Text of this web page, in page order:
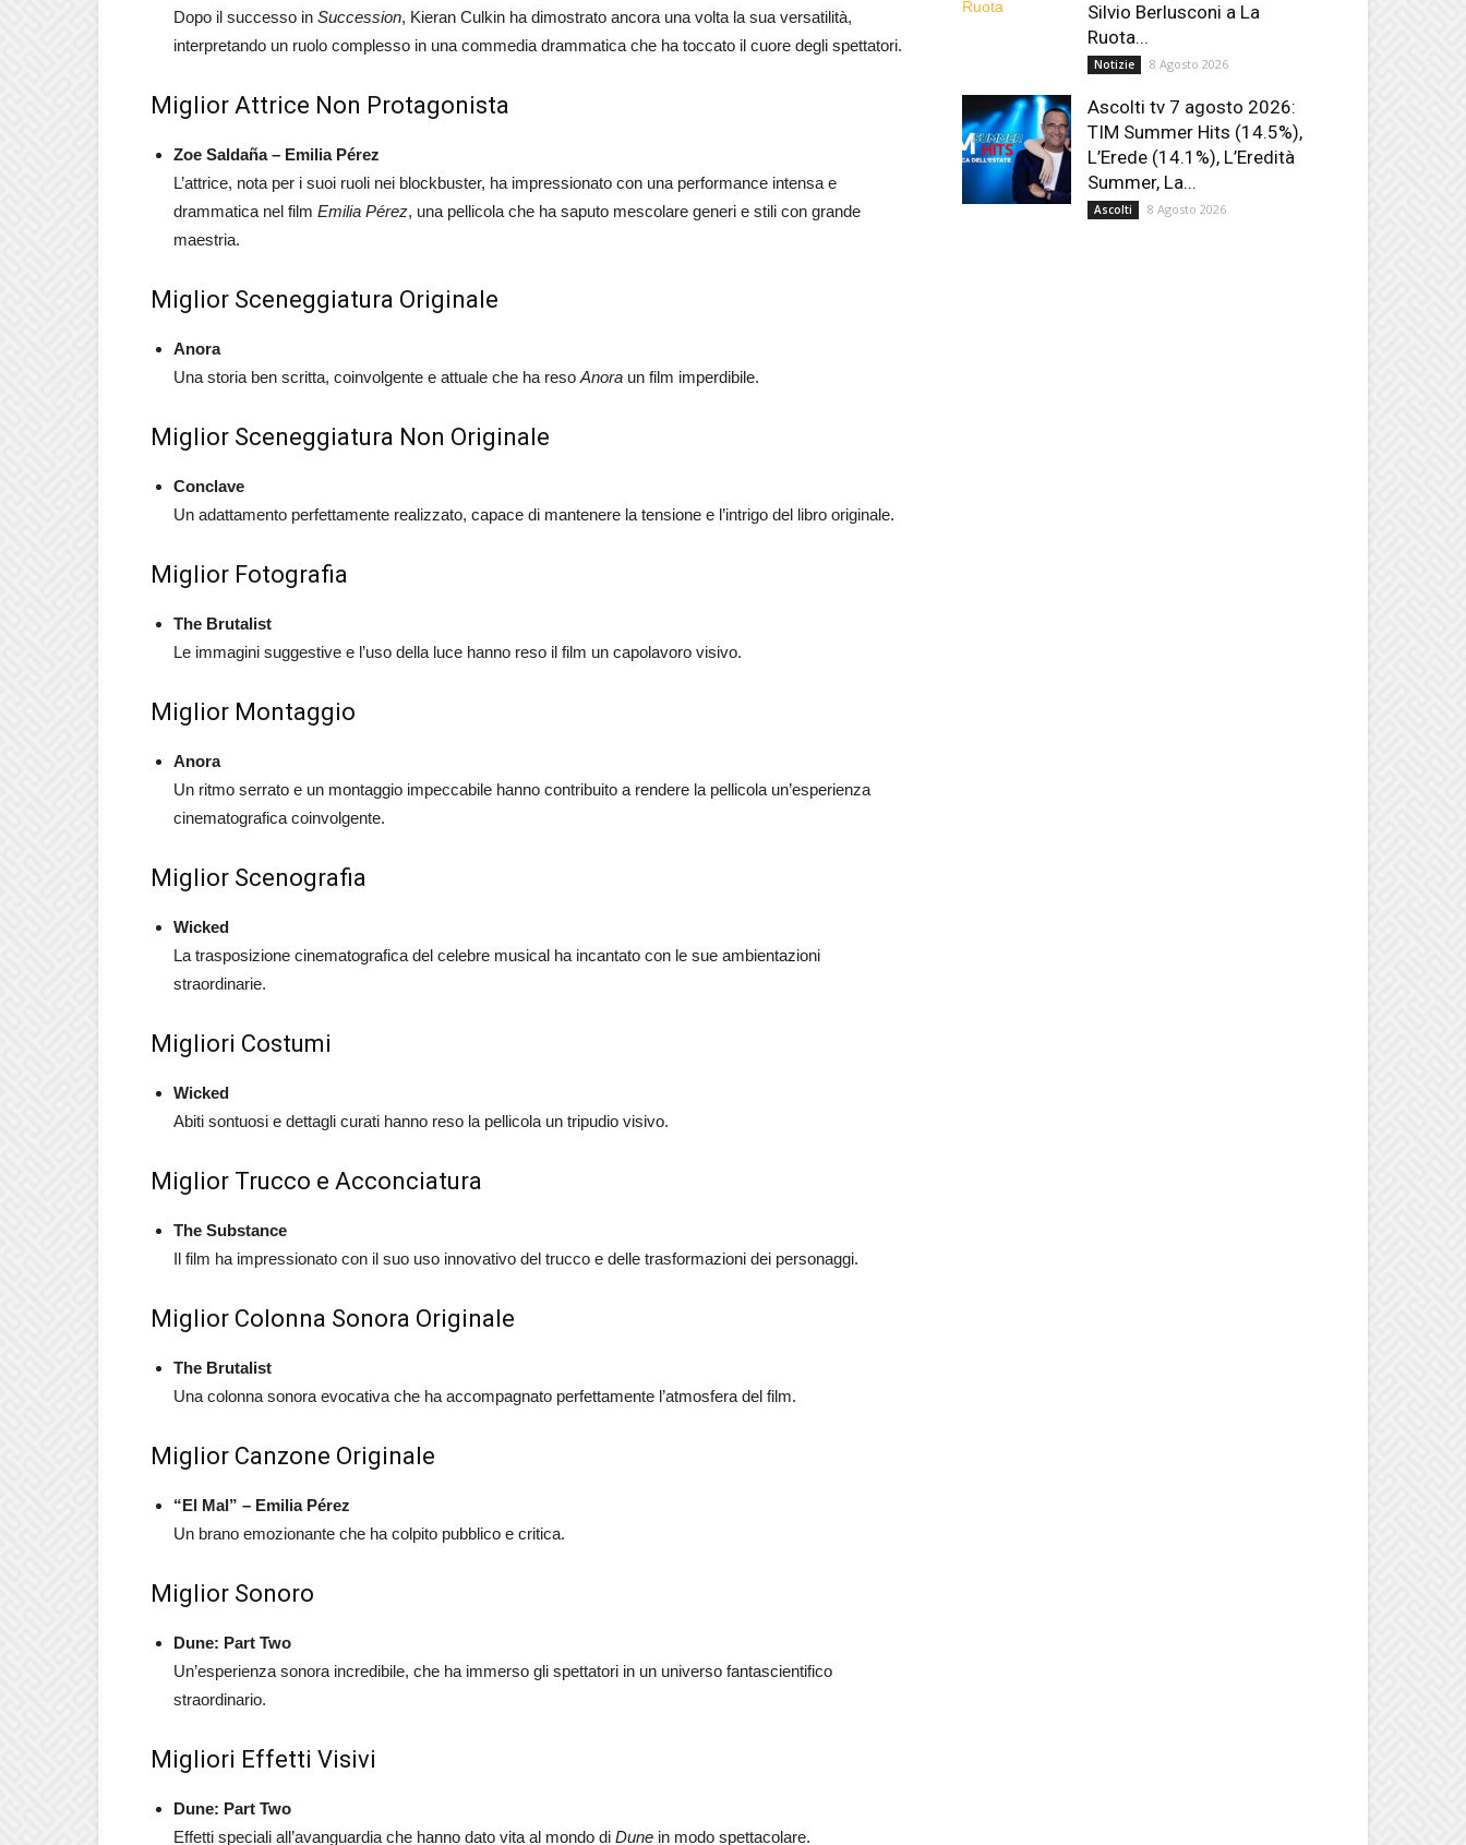
Dopo il successo in Succession, Kieran Culkin ha dimostrato ancora una volta la sua versatilità,
interpretando un ruolo complesso in una commedia drammatica che ha toccato il cuore degli spettatori.
Miglior Attrice Non Protagonista
Zoe Saldaña – Emilia Pérez
L’attrice, nota per i suoi ruoli nei blockbuster, ha impressionato con una performance intensa e
drammatica nel film Emilia Pérez, una pellicola che ha saputo mescolare generi e stili con grande
maestria.
Miglior Sceneggiatura Originale
Anora
Una storia ben scritta, coinvolgente e attuale che ha reso Anora un film imperdibile.
Miglior Sceneggiatura Non Originale
Conclave
Un adattamento perfettamente realizzato, capace di mantenere la tensione e l’intrigo del libro originale.
Miglior Fotografia
The Brutalist
Le immagini suggestive e l’uso della luce hanno reso il film un capolavoro visivo.
Miglior Montaggio
Anora
Un ritmo serrato e un montaggio impeccabile hanno contribuito a rendere la pellicola un’esperienza
cinematografica coinvolgente.
Miglior Scenografia
Wicked
La trasposizione cinematografica del celebre musical ha incantato con le sue ambientazioni
straordinarie.
Migliori Costumi
Wicked
Abiti sontuosi e dettagli curati hanno reso la pellicola un tripudio visivo.
Miglior Trucco e Acconciatura
The Substance
Il film ha impressionato con il suo uso innovativo del trucco e delle trasformazioni dei personaggi.
Miglior Colonna Sonora Originale
The Brutalist
Una colonna sonora evocativa che ha accompagnato perfettamente l’atmosfera del film.
Miglior Canzone Originale
“El Mal” – Emilia Pérez
Un brano emozionante che ha colpito pubblico e critica.
Miglior Sonoro
Dune: Part Two
Un’esperienza sonora incredibile, che ha immerso gli spettatori in un universo fantascientifico
straordinario.
Migliori Effetti Visivi
Dune: Part Two
Effetti speciali all’avanguardia che hanno dato vita al mondo di Dune in modo spettacolare.
Silvio Berlusconi a La
Ruota...
Notizie 8 Agosto 2026
Ascolti tv 7 agosto 2026:
TIM Summer Hits (14.5%),
L’Erede (14.1%), L’Eredità
Summer, La...
Ascolti 8 Agosto 2026